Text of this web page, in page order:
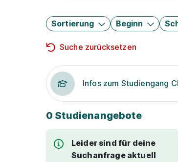
Sortierung Beginn
Suche zurücksetzen
Infos zum Studiengang
0 Studienangebote
Leider sind für deine
Suchanfrage aktuell